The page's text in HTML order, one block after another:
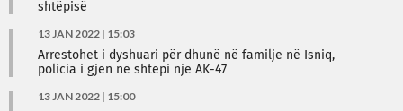
shtëpisë
13 JAN 2022 | 15:03
Arrestohet i dyshuari për dhunë në familje në Isniq,
policia i gjen në shtëpi një AK-47
13 JAN 2022 | 15:00